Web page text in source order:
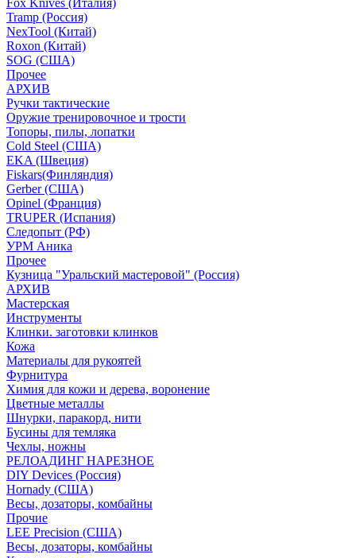
Fox Knives (Италия)
Tramp (Россия)
NexTool (Китай)
Roxon (Китай)
SOG (США)
Прочее
АРХИВ
Ручки тактические
Оружие тренировочное и трости
Топоры, пилы, лопатки
Cold Steel (США)
EKA (Швеция)
Fiskars(Финляндия)
Gerber (США)
Opinel (Франция)
TRUPER (Испания)
Следопыт (РФ)
УРМ Аника
Прочее
Кузница "Уральский мастеровой" (Россия)
АРХИВ
Мастерская
Инструменты
Клинки. заготовки клинков
Кожа
Материалы для рукоятей
Фурнитура
Химия для кожи и дерева, воронение
Цветные металлы
Шнурки, паракорд, нити
Бусины для темляка
Чехлы, ножны
РЕЛОАДИНГ НАРЕЗНОЕ
DIY Devices (Россия)
Hornady (США)
Весы, дозаторы, комбайны
Прочие
LEE Precision (США)
Весы, дозаторы, комбайны